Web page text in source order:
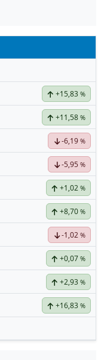
+15,83 %
+11,58 %
-6,19 %
-5,95 %
+1,02 %
+8,70 %
-1,02 %
+0,07 %
+2,93 %
+16,83 %